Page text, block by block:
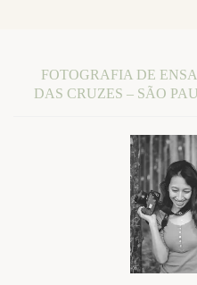
FOTOGRAFIA DE
DAS CRUZES – SÃO